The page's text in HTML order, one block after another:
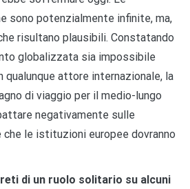
sono potenzialmente infinite, ma,
risultano plausibili. Constatando
globalizzata sia impossibile
qualunque attore internazionale, la
di viaggio per il medio-lungo
negativamente sulle
le istituzioni europee dovranno
di un ruolo solitario su alcuni